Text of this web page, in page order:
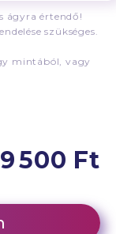
ágyra értendő!
szükséges.
mintából, vagy
500 Ft